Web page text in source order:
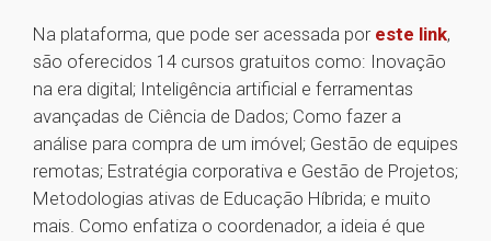
Na plataforma, que pode ser acessada por este link,
são oferecidos 14 cursos gratuitos como: Inovação
na era digital; Inteligência artificial e ferramentas
avançadas de Ciência de Dados; Como fazer a
análise para compra de um imóvel; Gestão de equipes
remotas; Estratégia corporativa e Gestão de Projetos;
Metodologias ativas de Educação Híbrida; e muito
mais. Como enfatiza o coordenador, a ideia é que